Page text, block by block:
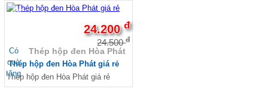
Tấm polycarbonate Malaysia
5mm 6mm
Giá tấm xi măng cemboard Thái Lan
Báo giá thi công tấm Cemboard TPHCM zalo
0913685879
Giá tấm xi măng Cemboard Duraflex 1m22*
2m44, 1m* 2m
-1%
Có
quà
tặng
24.200đ
24.500đ
Thép hộp đen Hòa Phát
Thép hộp đen Hòa Phát giá rẻ
Thép hộp đen Hòa Phát giá rẻ